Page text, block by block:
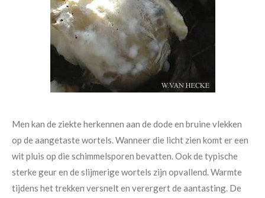
Men kan de ziekte herkennen aan de dode en bruine vlekken
op de aangetaste wortels. Wanneer die licht zien komt er een
wit pluis op die schimmelsporen bevatten. Ook de typische
sterke geur en de slijmerige wortels zijn opvallend. Warmte
tijdens het trekken versnelt en verergert de aantasting. De